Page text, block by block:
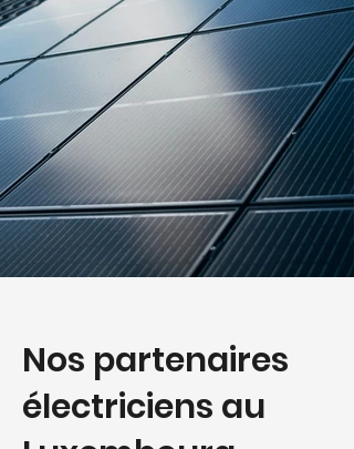
Nos partenaires
électriciens au